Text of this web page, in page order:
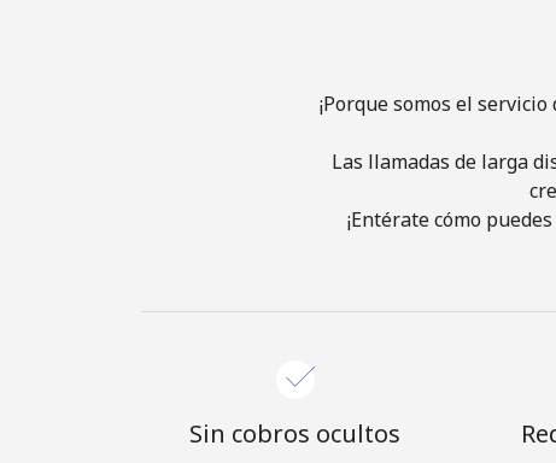
¡Porque somos el
Las llamadas de larga
¡Entérate cómo
Sin cobros ocultos